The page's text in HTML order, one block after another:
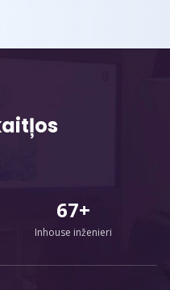
67+
Inhouse inženieri